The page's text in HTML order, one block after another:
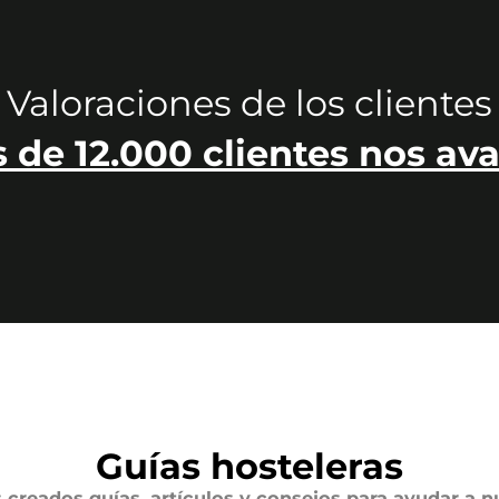
Valoraciones de los clientes
de 12.000 clientes nos
Guías hosteleras